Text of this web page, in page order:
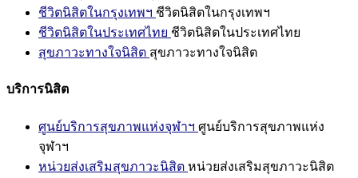
ชีวิตนิสิตในกรุงเทพฯ ชีวิตนิสิตในกรุงเทพฯ
ชีวิตนิสิตในประเทศไทย ชีวิตนิสิตในประเทศไทย
สุขภาวะทางใจนิสิต สุขภาวะทางใจนิสิต
บริการนิสิต
ศูนย์บริการสุขภาพแห่งจุฬาฯ ศูนย์บริการสุขภาพแห่ง
จุฬาฯ
หน่วยส่งเสริมสุขภาวะนิสิต หน่วยส่งเสริมสุขภาวะนิสิต